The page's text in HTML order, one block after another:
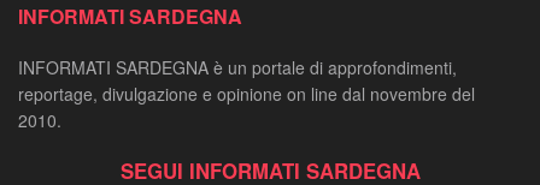
INFORMATI SARDEGNA
INFORMATI SARDEGNA è un portale di approfondimenti,
reportage, divulgazione e opinione on line dal novembre del
2010.
SEGUI INFORMATI SARDEGNA